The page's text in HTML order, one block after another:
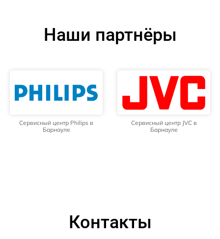
Наши партнёры
Сервисный центр Philips в
Барнауле
Сервисный центр JVC в
Барнауле
Контакты